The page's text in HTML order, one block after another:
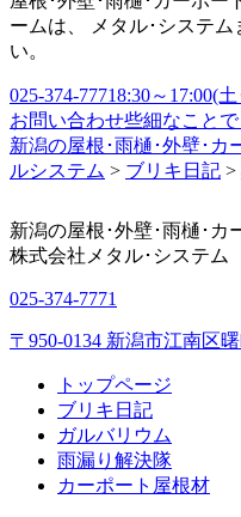
ームは、 メタル･システ
い。
025-374-77718:30～17:00(
お問い合わせ些細なこと
新潟の屋根･雨樋･外壁･カ
ルシステム > ブリキ日記 >
新潟の屋根･外壁･雨樋･カ
株式会社 メタル･システム
025-374-7771
〒950-0134 新潟市江南区
トップページ
ブリキ日記
ガルバリウム
雨漏り解決隊
カーポート屋根材